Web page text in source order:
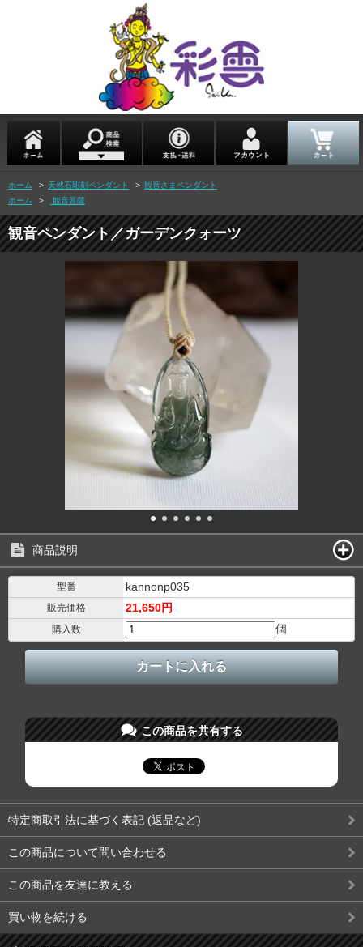
ホーム > 天然石彫刻ペンダント > 観音さまペンダント
ホーム
> 観音菩薩
観音ペンダント／ガーデンクォーツ
商品説明
型番 kannonp035
販売価格 21,650円
購入数 個
この商品を共有する
特定商取引法に基づく表記 (返品など)
この商品について問い合わせる
この商品を友達に教える
買い物を続ける